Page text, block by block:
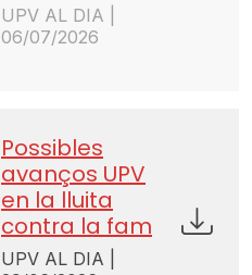
UPV AL DIA |
06/07/2026
Possibles
avanços UPV
en la lluita
contra la fam
UPV AL DIA |